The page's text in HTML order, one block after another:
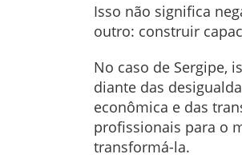
Isso não significa
outro: construir
No caso de Sergipe,
diante das
econômica e das
profissionais para o
transformá-la.